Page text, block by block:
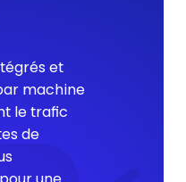
et
machine
le trafic
de